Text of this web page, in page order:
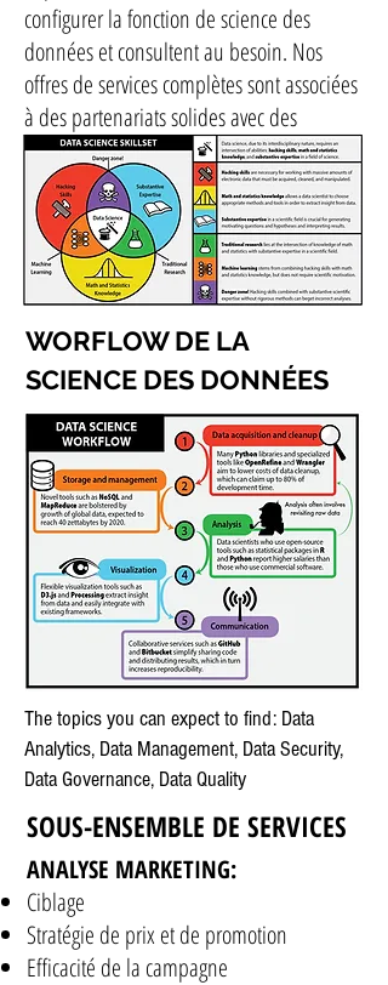
configurer la fonction de science des
données et consultent au besoin. Nos
offres de services complètes sont associées
à des partenariats solides avec des
entreprises qui complètent nos capacités.
WORFLOW DE LA
SCIENCE DES DONNÉES
The topics you can expect to find: Data
Analytics, Data Management, Data Security,
Data Governance, Data Quality
SOUS-ENSEMBLE DE SERVICES
ANALYSE MARKETING:
Ciblage
Stratégie de prix et de promotion
Efficacité de la campagne